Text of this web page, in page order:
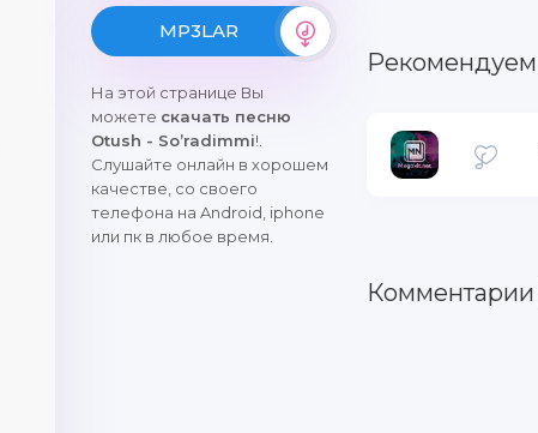
MP3LAR
На этой странице Вы
можете скачать песню
Otush - So’radimmi!.
Слушайте онлайн в хорошем
качестве, со своего
телефона на Android, iphone
или пк в любое время.
Комментарии